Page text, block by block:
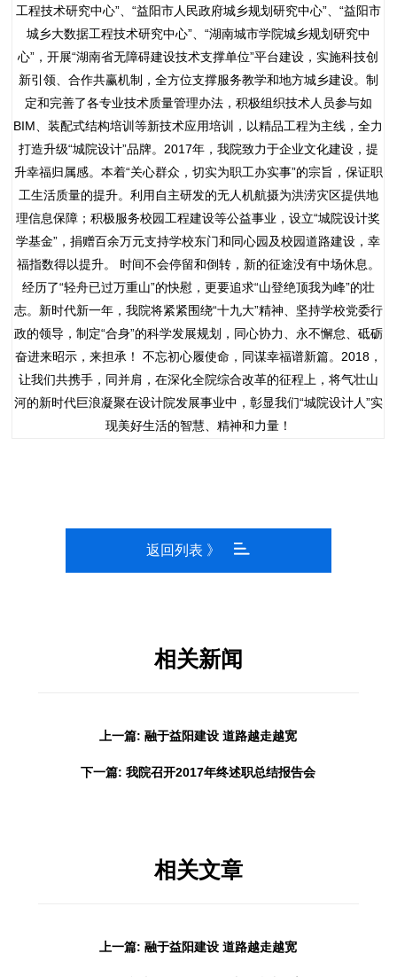
工程技术研究中心”、“益阳市人民政府城乡规划研究中心”、“益阳市
城乡大数据工程技术研究中心”、“湖南城市学院城乡规划研究中
心”，开展“湖南省无障碍建设技术支撑单位”平台建设，实施科技创
新引领、合作共赢机制，全方位支撑服务教学和地方城乡建设。制
定和完善了各专业技术质量管理办法，积极组织技术人员参与如
BIM、装配式结构培训等新技术应用培训，以精品工程为主线，全力
打造升级“城院设计”品牌。2017年，我院致力于企业文化建设，提
升幸福归属感。本着“关心群众，切实为职工办实事”的宗旨，保证职
工生活质量的提升。利用自主研发的无人机航摄为洪涝灾区提供地
理信息保障；积极服务校园工程建设等公益事业，设立“城院设计奖
学基金”，捐赠百余万元支持学校东门和同心园及校园道路建设，幸
福指数得以提升。 时间不会停留和倒转，新的征途没有中场休息。
经历了“轻舟已过万重山”的快慰，更要追求“山登绝顶我为峰”的壮
志。新时代新一年，我院将紧紧围绕“十九大”精神、坚持学校党委行
政的领导，制定“合身”的科学发展规划，同心协力、永不懈怠、砥砺
奋进来昭示，来担承！ 不忘初心履使命，同谋幸福谱新篇。2018，
让我们共携手，同并肩，在深化全院综合改革的征程上，将气壮山
河的新时代巨浪凝聚在设计院发展事业中，彰显我们“城院设计人”实
现美好生活的智慧、精神和力量！
返回列表 》
相关新闻
上一篇: 融于益阳建设 道路越走越宽
下一篇: 我院召开2017年终述职总结报告会
相关文章
上一篇: 融于益阳建设 道路越走越宽